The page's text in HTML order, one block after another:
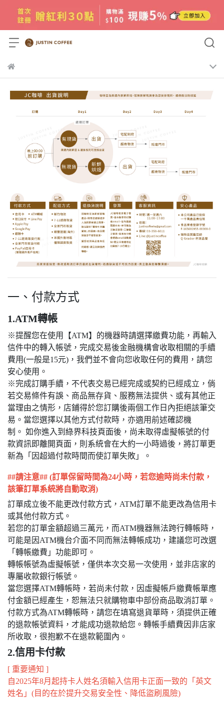
一、付款方式
1.ATM轉帳
※提醒您在使用【ATM】的機器時請選擇繳費功能，再輸入
信件中的轉入帳號，完成交易後金融機構會收取相關的手續
費用(一般是15元)，我們並不會向您收取任何的費用，請您
安心使用。
※完成訂購手續，不代表交易已經完成或契約已經成立，倘
若交易條件有誤、商品無存貨、服務無法提供、或有其他正
當理由之情形，店鋪得於您訂購後兩個工作日內拒絕該筆交
易。當您選擇以其他方式付款時，亦適用前述確認機
制。 如你進入到綠界科技頁面後，尚未取得虛擬帳號的付
款資訊即離開頁面，則系統會在大約一小時過後，將訂單更
新為「因超過付款時間而使訂單失敗」。
##請注意## (訂單保留時間為24小時，若您逾時尚未付款，
該筆訂單系統將自動取消)
訂單成立後不能更改付款方式，ATM訂單不能更改為信用卡
或其他付款方式。
若您的訂單金額超過三萬元，而ATM機器無法跨行轉帳時，
可能是因ATM機台介面不同而無法轉帳成功，建議您可改選
「轉帳繳費」功能即可。
轉帳帳號為虛擬帳號，僅供本次交易一次使用，並非店家的
專屬收款銀行帳號。
當您選擇ATM轉帳時，若尚未付款，因虛擬帳戶繳費帳單應
付金額已經產生，恕無法只就購物車中部份商品取消訂單。
付款方式為ATM轉帳時，請您在填寫退貨單時，須提供正確
的退款帳號資料，才能成功退款給您。轉帳手續費因非店家
所收取，很抱歉不在退款範圍內。
2.信用卡付款
[ 重要通知 ]
自2025年8月起持卡人姓名須輸入信用卡正面一致的「英文
姓名」(目的在於提升交易安全性、降低盜刷風險)